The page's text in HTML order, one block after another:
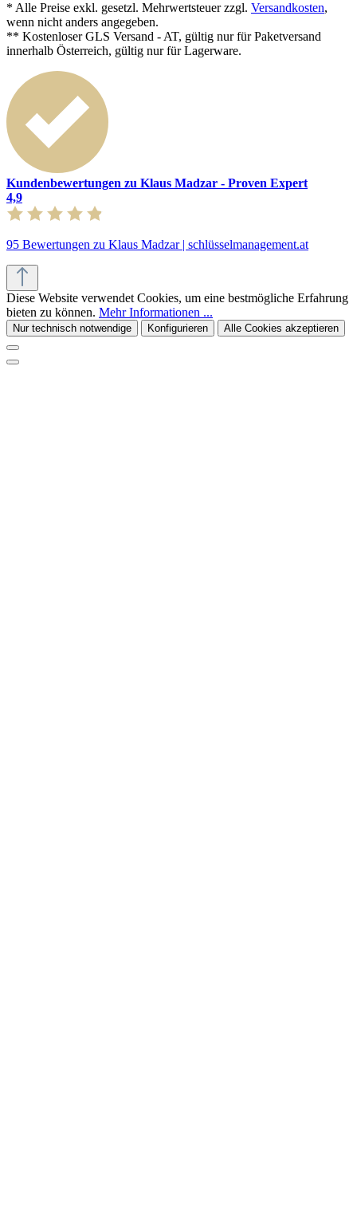
* Alle Preise exkl. gesetzl. Mehrwertsteuer zzgl. Versandkosten,
wenn nicht anders angegeben.
** Kostenloser GLS Versand - AT, gültig nur für Paketversand
innerhalb Österreich, gültig nur für Lagerware.
Kundenbewertungen zu Klaus Madzar - Proven Expert
4,9
95 Bewertungen zu Klaus Madzar | schlüsselmanagement.at
Diese Website verwendet Cookies, um eine bestmögliche Erfahrung
bieten zu können. Mehr Informationen ...
Nur technisch notwendige Konfigurieren Alle Cookies akzeptieren